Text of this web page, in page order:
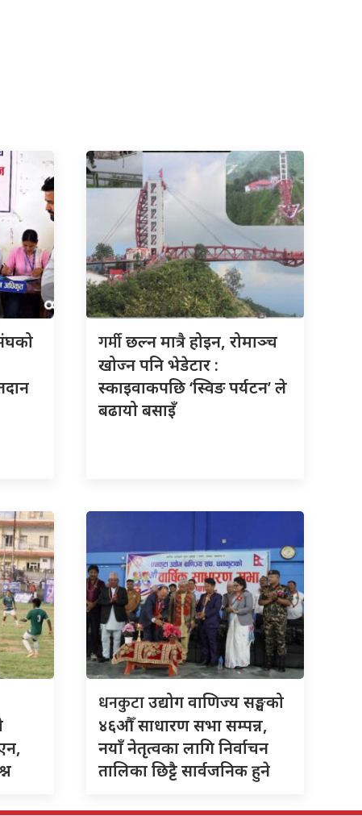
गर्मीछल्न मात्रै होइन, रोमाञ्च
खोज्न पनि भेडेटार :
स्काइवाकपछि ‘स्विङ पर्यटन’ ले
बढायो बसाइँ
धनकुटाउद्योग वाणिज्य सङ्घको
४६औँ साधारण सभा सम्पन्न,
नयाँ नेतृत्वका लागि निर्वाचन
तालिका छिट्टै सार्वजनिक हुने